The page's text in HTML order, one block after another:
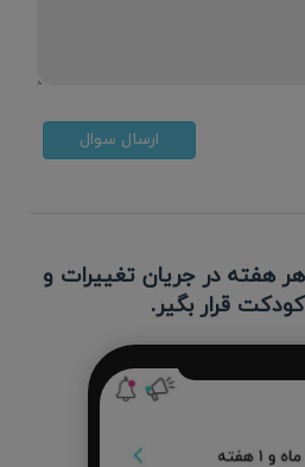
ارسال سوال
هر هفته در جریان تغییرات و
قرار بگیر.